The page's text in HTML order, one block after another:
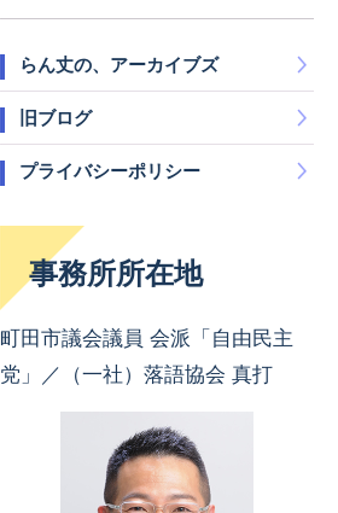
らん丈の、アーカイブズ
旧ブログ
プライバシーポリシー
事務所所在地
町田市議会議員 会派「自由民主
党」／（一社）落語協会 真打